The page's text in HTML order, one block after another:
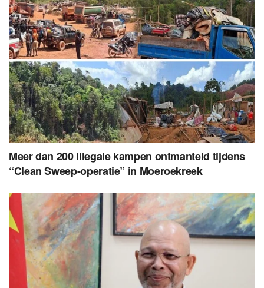
Meer dan 200 illegale kampen ontmanteld tijdens
“Clean Sweep-operatie” in Moeroekreek